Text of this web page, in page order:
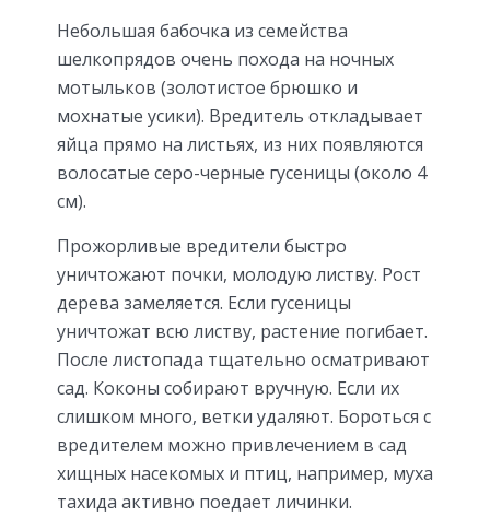
Небольшая бабочка из семейства
шелкопрядов очень похода на ночных
мотыльков (золотистое брюшко и
мохнатые усики). Вредитель откладывает
яйца прямо на листьях, из них появляются
волосатые серо-черные гусеницы (около 4
см).
Прожорливые вредители быстро
уничтожают почки, молодую листву. Рост
дерева замеляется. Если гусеницы
уничтожат всю листву, растение погибает.
После листопада тщательно осматривают
сад. Коконы собирают вручную. Если их
слишком много, ветки удаляют. Бороться с
вредителем можно привлечением в сад
хищных насекомых и птиц, например, муха
тахида активно поедает личинки.